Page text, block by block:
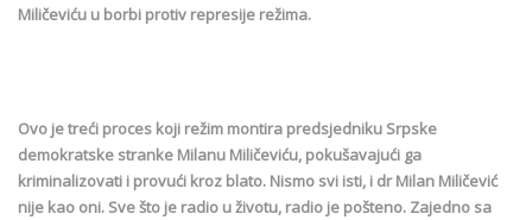
Miličeviću u borbi protiv represije režima.
Ovo je treći proces koji režim montira predsjedniku Srpske
demokratske stranke Milanu Miličeviću, pokušavajući ga
kriminalizovati i provući kroz blato. Nismo svi isti, i dr Milan Miličević
nije kao oni. Sve što je radio u životu, radio je pošteno. Zajedno sa